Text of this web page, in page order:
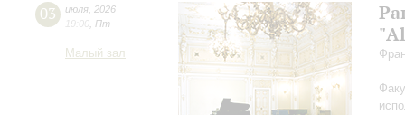
03 июля 2026
19:00 Пт
Малый зал